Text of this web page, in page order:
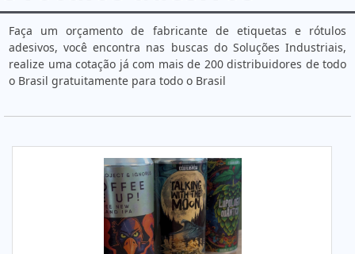
Faça um orçamento de fabricante de etiquetas e rótulos
adesivos, você encontra nas buscas do Soluções Industriais,
realize uma cotação já com mais de 200 distribuidores de todo
o Brasil gratuitamente para todo o Brasil